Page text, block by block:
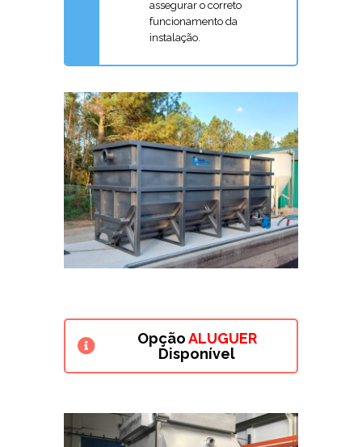
assegurar o correto
funcionamento da
instalação.
OpçãoALUGUER
Disponível